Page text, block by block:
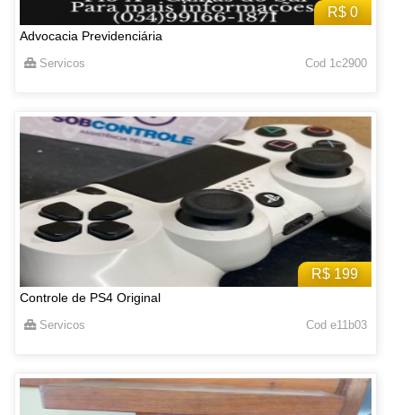
R$ 0
Advocacia Previdenciária
Servicos Cod 1c2900
R$ 199
Controle de PS4 Original
Servicos Cod e11b03